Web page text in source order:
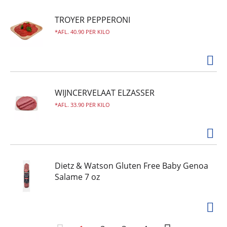
TROYER PEPPERONI
AFL. 40.90 PER KILO
WIJNCERVELAAT ELZASSER
AFL. 33.90 PER KILO
Dietz & Watson Gluten Free Baby Genoa
Salame 7 oz